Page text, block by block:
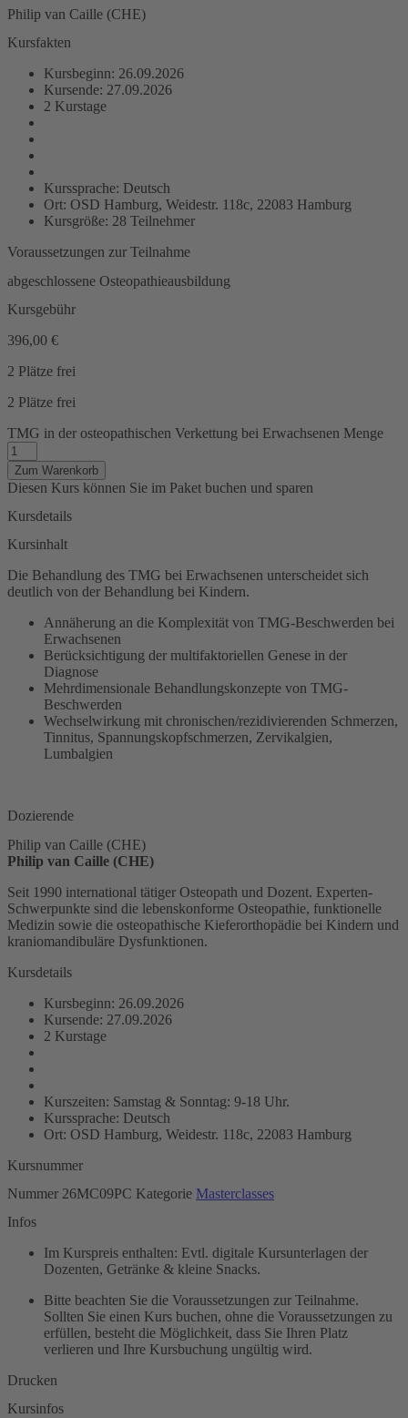
Philip van Caille (CHE)
Kursfakten
Kursbeginn: 26.09.2026
Kursende: 27.09.2026
2 Kurstage
Kurssprache: Deutsch
Ort: OSD Hamburg, Weidestr. 118c, 22083 Hamburg
Kursgröße: 28 Teilnehmer
Voraussetzungen zur Teilnahme
abgeschlossene Osteopathieausbildung
Kursgebühr
396,00 €
2 Plätze frei
2 Plätze frei
TMG in der osteopathischen Verkettung bei Erwachsenen Menge
Zum Warenkorb
Diesen Kurs können Sie im Paket buchen und sparen
Kursdetails
Kursinhalt
Die Behandlung des TMG bei Erwachsenen unterscheidet sich
deutlich von der Behandlung bei Kindern.
Annäherung an die Komplexität von TMG-Beschwerden bei
Erwachsenen
Berücksichtigung der multifaktoriellen Genese in der
Diagnose
Mehrdimensionale Behandlungskonzepte von TMG-
Beschwerden
Wechselwirkung mit chronischen/rezidivierenden Schmerzen,
Tinnitus, Spannungskopfschmerzen, Zervikalgien,
Lumbalgien
Dozierende
Philip van Caille (CHE)
Philip van Caille (CHE)
Seit 1990 international tätiger Osteopath und Dozent. Experten-
Schwerpunkte sind die lebenskonforme Osteopathie, funktionelle
Medizin sowie die osteopathische Kieferorthopädie bei Kindern und
kraniomandibuläre Dysfunktionen.
Kursdetails
Kursbeginn: 26.09.2026
Kursende: 27.09.2026
2 Kurstage
Kurszeiten: Samstag & Sonntag: 9-18 Uhr.
Kurssprache: Deutsch
Ort: OSD Hamburg, Weidestr. 118c, 22083 Hamburg
Kursnummer
Nummer 26MC09PC Kategorie Masterclasses
Infos
Im Kurspreis enthalten: Evtl. digitale Kursunterlagen der
Dozenten, Getränke & kleine Snacks.
Bitte beachten Sie die Voraussetzungen zur Teilnahme.
Sollten Sie einen Kurs buchen, ohne die Voraussetzungen zu
erfüllen, besteht die Möglichkeit, dass Sie Ihren Platz
verlieren und Ihre Kursbuchung ungültig wird.
Drucken
Kursinfos